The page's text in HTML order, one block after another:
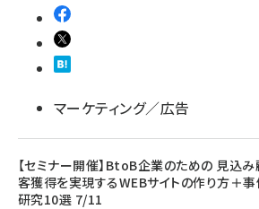
マーケティング／広告
【セミナー開催】BtoB企業のための 見込み
客獲得を実現するWEBサイトの作り方＋事
研究10選 7/11